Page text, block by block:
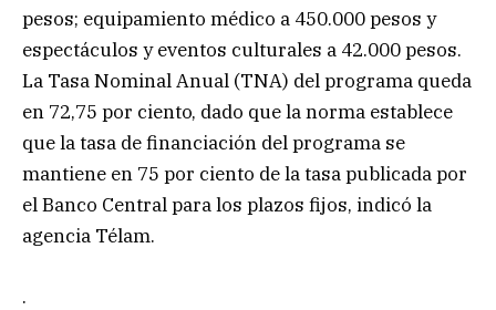
pesos; equipamiento médico a 450.000 pesos y
espectáculos y eventos culturales a 42.000 pesos.
La Tasa Nominal Anual (TNA) del programa queda
en 72,75 por ciento, dado que la norma establece
que la tasa de financiación del programa se
mantiene en 75 por ciento de la tasa publicada por
el Banco Central para los plazos fijos, indicó la
agencia Télam.
.